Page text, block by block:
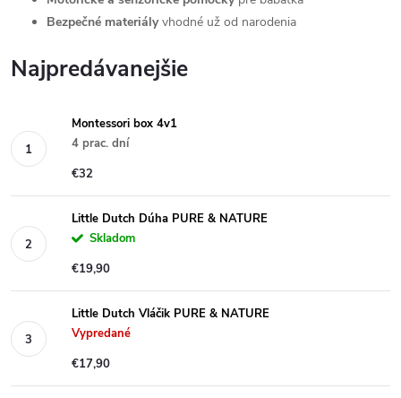
Bezpečné materiályvhodné už od narodenia
Najpredávanejšie
Montessori box 4v1
4 prac. dní
€32
Little Dutch Dúha PURE & NATURE
Skladom
€19,90
Little Dutch Vláčik PURE & NATURE
Vypredané
€17,90